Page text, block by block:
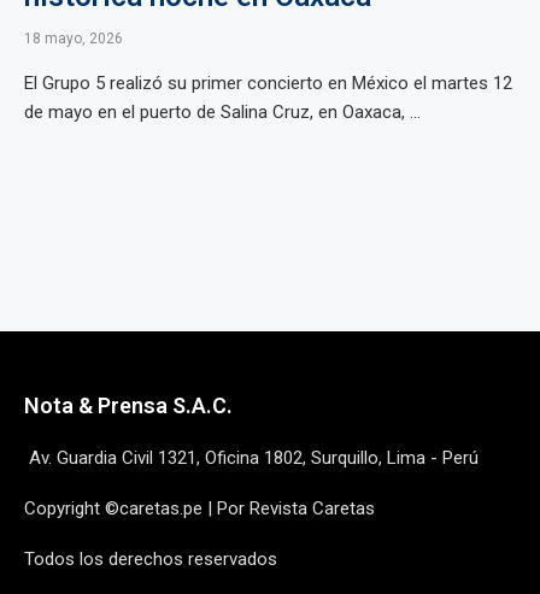
18 mayo, 2026
El Grupo 5 realizó su primer concierto en México el martes 12
de mayo en el puerto de Salina Cruz, en Oaxaca, ...
Nota & Prensa S.A.C.
Av. Guardia Civil 1321, Oficina 1802, Surquillo, Lima - Perú
Copyright ©caretas.pe | Por Revista Caretas
Todos los derechos reservados